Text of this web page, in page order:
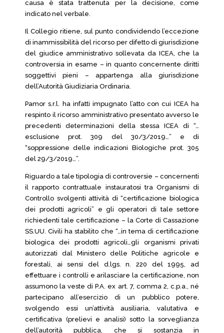
causa è stata trattenuta per la decisione, come
indicato nel verbale.
Il Collegio ritiene, sul punto condividendo l’eccezione
di inammissibilità del ricorso per difetto di giurisdizione
del giudice amministrativo sollevata da ICEA, che la
controversia in esame – in quanto concernente diritti
soggettivi pieni – appartenga alla giurisdizione
dell’Autorità Giudiziaria Ordinaria.
Pamor s.r.l. ha infatti impugnato l’atto con cui ICEA ha
respinto il ricorso amministrativo presentato avverso le
precedenti determinazioni della stessa ICEA di “…
esclusione prot. 309 del 30/3/2019…” e di
“soppressione delle indicazioni Biologiche prot. 305
del 29/3/2019…”.
Riguardo a tale tipologia di controversie – concernenti
il rapporto contrattuale instauratosi tra Organismi di
Controllo svolgenti attività di “certificazione biologica
dei prodotti agricoli” e gli operatori di tale settore
richiedenti tale certificazione – la Corte di Cassazione
SS.UU. Civili ha stabilito che “…in tema di certificazione
biologica dei prodotti agricoli…gli organismi privati
autorizzati dal Ministero delle Politiche agricole e
forestali, ai sensi del d.lgs. n. 220 del 1995, ad
effettuare i controlli e arilasciare la certificazione, non
assumono la veste di P.A. ex art. 7, comma 2, c.p.a., né
partecipano all’esercizio di un pubblico potere,
svolgendo essi un’attività ausiliaria, valutativa e
certificativa (prelievi e analisi) sotto la sorveglianza
dell’autorità pubblica, che si sostanzia in